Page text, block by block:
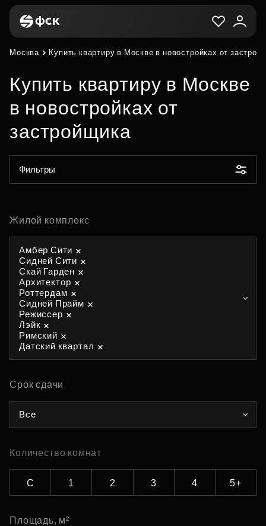
Москва Купить квартиру в Москве в новостройках от
Купить квартиру в Москве
в новостройках от
застройщика
Фильтры
Жилой комплекс
Амбер Сити
Сидней Сити
Скай Гарден
Архитектор
Роттердам
Сидней Прайм
Режиссер
Лэйк
Римский
Датский квартал
Срок сдачи
Все
Количество комнат
С 1 2 3 4 5+
Площадь, м²